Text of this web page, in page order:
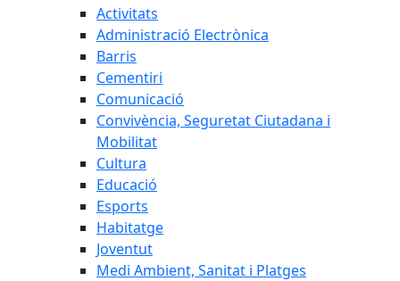
Activitats
Administració Electrònica
Barris
Cementiri
Comunicació
Convivència, Seguretat Ciutadana i
Mobilitat
Cultura
Educació
Esports
Habitatge
Joventut
Medi Ambient, Sanitat i Platges